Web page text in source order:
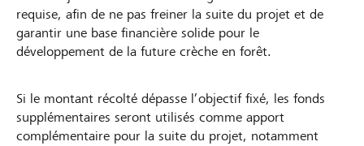
requise, afin de ne pas freiner la suite du projet et de
garantir une base financière solide pour le
développement de la future crèche en forêt.
Si le montant récolté dépasse l’objectif fixé, les fonds
supplémentaires seront utilisés comme apport
complémentaire pour la suite du projet, notamment